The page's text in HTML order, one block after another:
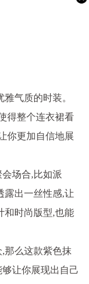
气质的时装。
得整个连衣裙看
你更加自信地展
场合,比如派
露出一丝性感,让
和时尚版型,也能
那么这款紫色抹
让你展现出自己